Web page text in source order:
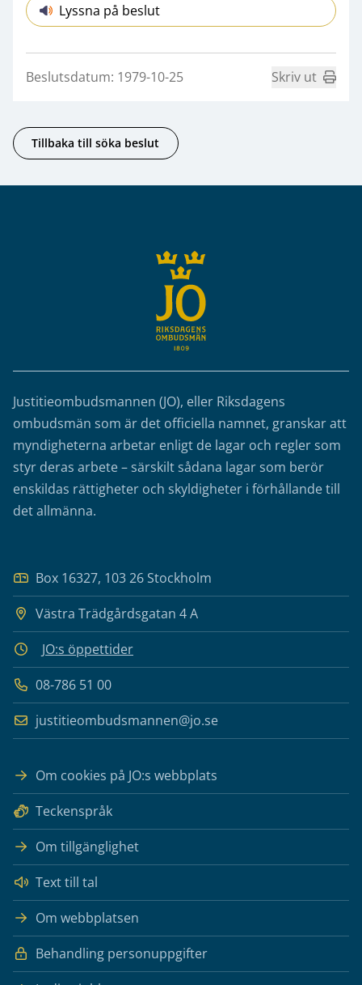
Lyssna på beslut
Beslutsdatum: 1979-10-25 Skriv ut
Tillbaka till söka beslut
Justitieombudsmannen (JO), eller Riksdagens
ombudsmän som är det officiella namnet, granskar att
myndigheterna arbetar enligt de lagar och regler som
styr deras arbete – särskilt sådana lagar som berör
enskildas rättigheter och skyldigheter i förhållande till
det allmänna.
Box 16327, 103 26 Stockholm
Västra Trädgårdsgatan 4 A
JO:s öppettider
08-786 51 00
justitieombudsmannen@jo.se
Om cookies på JO:s webbplats
Teckenspråk
Om tillgänglighet
Text till tal
Om webbplatsen
Behandling personuppgifter